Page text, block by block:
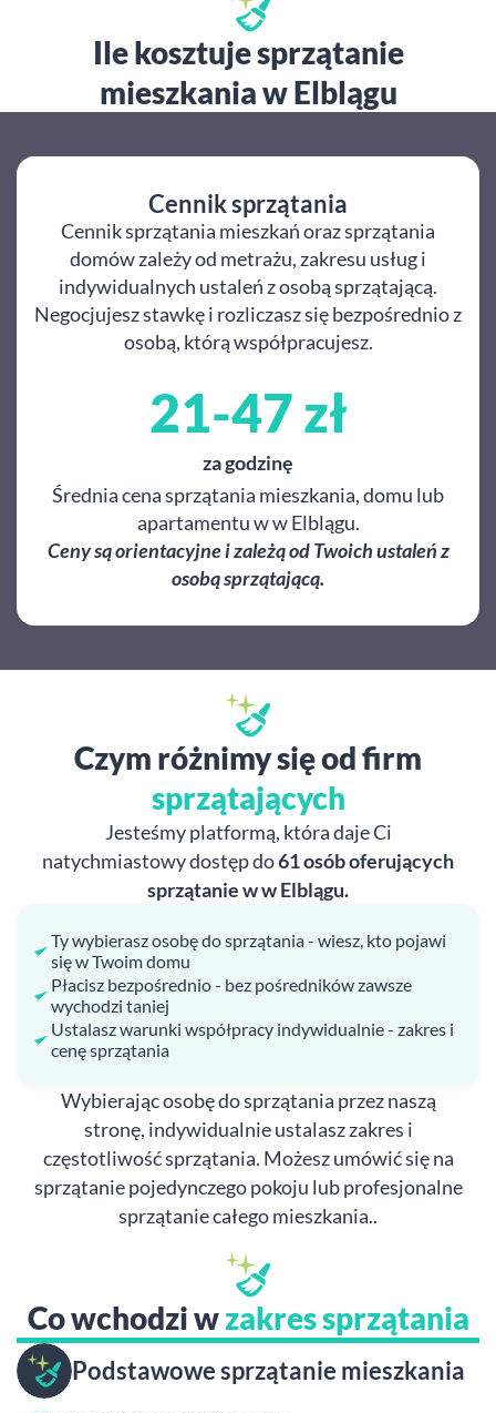
Ile kosztuje sprzątanie
mieszkania w Elblągu
Cennik sprzątania
Cennik sprzątania mieszkań oraz sprzątania
domów zależy od metrażu, zakresu usług i
indywidualnych ustaleń z osobą sprzątającą.
Negocjujesz stawkę i rozliczasz się bezpośrednio z
osobą, którą współpracujesz.
21-47 zł
za godzinę
Średnia cena sprzątania mieszkania, domu lub
apartamentu w w Elblągu.
Ceny są orientacyjne i zależą od Twoich ustaleń z
osobą sprzątającą.
Czym różnimy się od firm
sprzątających
Jesteśmy platformą, która daje Ci
natychmiastowy dostęp do61 osób oferujących
sprzątanie w w Elblągu.
Ty wybierasz osobę do sprzątania - wiesz, kto pojawi
się w Twoim domu
Płacisz bezpośrednio - bez pośredników zawsze
wychodzi taniej
Ustalasz warunki współpracy indywidualnie - zakres i
cenę sprzątania
Wybierając osobę do sprzątania przez naszą
stronę, indywidualnie ustalasz zakres i
częstotliwość sprzątania. Możesz umówić się na
sprzątanie pojedynczego pokoju lub profesjonalne
sprzątanie całego mieszkania..
Co wchodzi wzakres sprzątania
Podstawowe sprzątanie mieszkania